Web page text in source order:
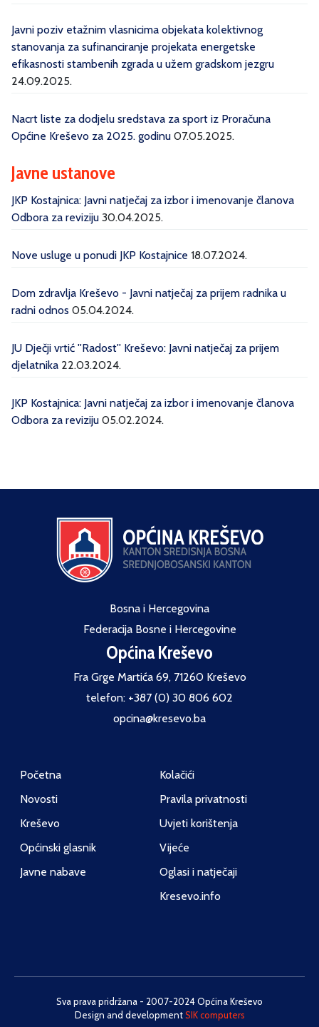
Javni poziv etažnim vlasnicima objekata kolektivnog
stanovanja za sufinanciranje projekata energetske
efikasnosti stambenih zgrada u užem gradskom jezgru
24.09.2025.
Nacrt liste za dodjelu sredstava za sport iz Proračuna
Općine Kreševo za 2025. godinu 07.05.2025.
Javne ustanove
JKP Kostajnica: Javni natječaj za izbor i imenovanje članova
Odbora za reviziju 30.04.2025.
Nove usluge u ponudi JKP Kostajnice 18.07.2024.
Dom zdravlja Kreševo - Javni natječaj za prijem radnika u
radni odnos 05.04.2024.
JU Dječji vrtić ''Radost'' Kreševo: Javni natječaj za prijem
djelatnika 22.03.2024.
JKP Kostajnica: Javni natječaj za izbor i imenovanje članova
Odbora za reviziju 05.02.2024.
Bosna i Hercegovina
Federacija Bosne i Hercegovine
Općina Kreševo
Fra Grge Martića 69, 71260 Kreševo
telefon: +387 (0) 30 806 602
opcina@kresevo.ba
Početna
Novosti
Kreševo
Općinski glasnik
Javne nabave
Kolačići
Pravila privatnosti
Uvjeti korištenja
Vijeće
Oglasi i natječaji
Kresevo.info
Sva prava pridržana - 2007-2024 Općina Kreševo
Design and developmentSIK computers